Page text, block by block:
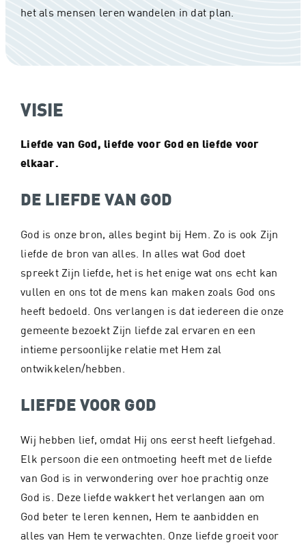
het als mensen leren wandelen in dat plan.
VISIE
Liefde van God, liefde voor God en liefde voor
elkaar.
DE LIEFDE VAN GOD
God is onze bron, alles begint bij Hem. Zo is ook Zijn
liefde de bron van alles. In alles wat God doet
spreekt Zijn liefde, het is het enige wat ons echt kan
vullen en ons tot de mens kan maken zoals God ons
heeft bedoeld. Ons verlangen is dat iedereen die onze
gemeente bezoekt Zijn liefde zal ervaren en een
intieme persoonlijke relatie met Hem zal
ontwikkelen/hebben.
LIEFDE VOOR GOD
Wij hebben lief, omdat Hij ons eerst heeft liefgehad.
Elk persoon die een ontmoeting heeft met de liefde
van God is in verwondering over hoe prachtig onze
God is. Deze liefde wakkert het verlangen aan om
God beter te leren kennen, Hem te aanbidden en
alles van Hem te verwachten. Onze liefde groeit voor